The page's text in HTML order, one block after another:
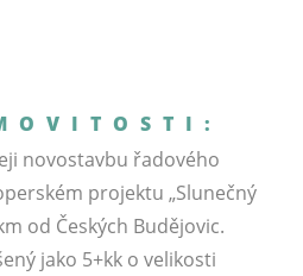
novostavbu řadového
projektu „Slunečný
od Českých Budějovic.
jako 5+kk o velikosti